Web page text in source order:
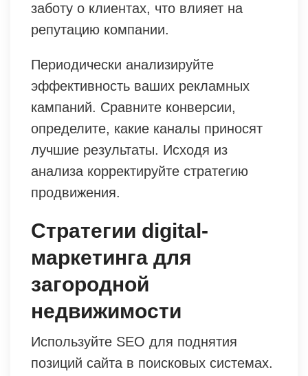
заботу о клиентах, что влияет на
репутацию компании.
Периодически анализируйте
эффективность ваших рекламных
кампаний. Сравните конверсии,
определите, какие каналы приносят
лучшие результаты. Исходя из
анализа корректируйте стратегию
продвижения.
Стратегии digital-
маркетинга для
загородной
недвижимости
Используйте SEO для поднятия
позиций сайта в поисковых системах.